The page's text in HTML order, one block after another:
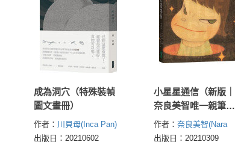
成為洞穴（特殊裝幀
圖文畫冊）
作者： 川貝母(Inca Pan)
出版日：20210602
小星星通信（新版｜
奈良美智唯一親筆圖
文自傳）
作者： 奈良美智(Nara
Yoshitomo)
出版日：20210309